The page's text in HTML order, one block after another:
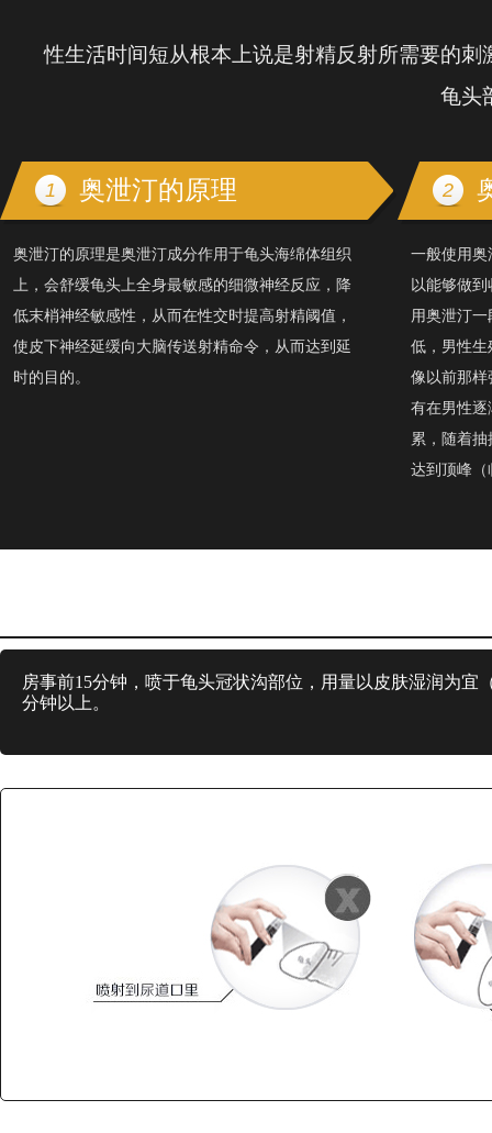
性生活时间短从根本上说是射精反射所需要的
龟头
1 奥泄汀的原理
奥泄汀的原理是奥泄汀成分作用于龟头海绵体组织
上，会舒缓龟头上全身最敏感的细微神经反应，降
低末梢神经敏感性，从而在性交时提高射精阈值，
使皮下神经延缓向大脑传送射精命令，从而达到延
时的目的。
2
一般使用奥
以能够做
用奥泄汀
低，男性生
像以前那样
有在男性逐
累，随着
达到顶峰（
房事前15分钟，喷于龟头冠状沟部位，用量以皮肤湿润为宜
分钟以上。